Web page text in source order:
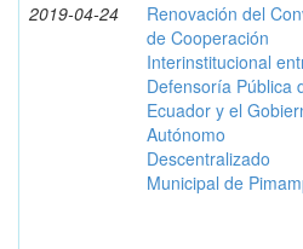
2019-04-24
Renovación del
de Cooperación
Interinstitucional
Defensoría Pública
Ecuador y el
Autónomo
Descentralizado
Municipal de